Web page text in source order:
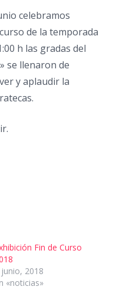
celebramos
de la temporada
h las gradas del
se llenaron de
y aplaudir la
Fin de Curso
2018
«noticias»